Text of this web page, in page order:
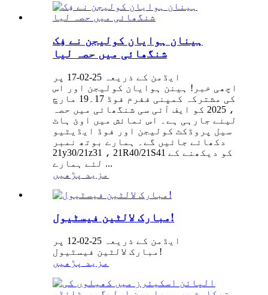
ہینان ہوایان کولیجن نے فِک
شنگھائی میں حصہ لیا
ایڈمن کے ذریعہ 25-02-17 پر
اچھی خبر! ہینن ہوایان کولیجن اور اس
کی مشترکہ کمپنی ففرم فوڈ 17۔19 مارچ
، 2025 کو ایف آئی سی شنگھائی میں حصہ
لینے جارہی ہے۔ اس نمائش میں اوئ ہاٹ
سیل پروڈکٹ کولیجن اور فوڈ ایڈیٹیو
دکھائے جائیں گے۔ ہمارے بوتھ نمبر
21y30/21z31 ، 21R40/21S41 کو دیکھنے کے
لئے ہمارے ...
مزید پڑھیں
مبارک لالٹین فیسٹیول!
ایڈمن کے ذریعہ 25-02-12 پر
مبارک لالٹین فیسٹیول!
مزید پڑھیں